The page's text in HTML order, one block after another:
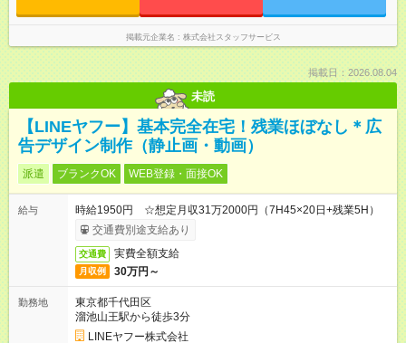
掲載元企業名 株式会社スタッフサービス
掲載日：2026.08.04
未読
【LINEヤフー】基本完全在宅！残業ほぼなし＊広
告デザイン制作（静止画・動画）
派遣 ブランクOK WEB登録・面接OK
給与
時給1950円 ☆想定月収31万2000円（7H45×20日+残業5H）
交通費別途支給あり
交通費 実費全額支給
月収例 30万円～
勤務地
東京都千代田区
溜池山王駅から徒歩3分
LINEヤフー株式会社